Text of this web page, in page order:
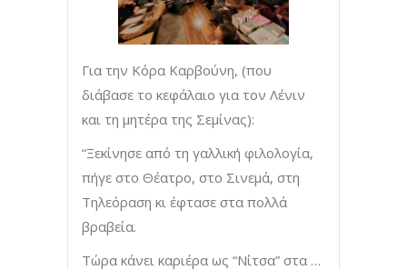
Για την Κόρα Καρβούνη, (που
διάβασε το κεφάλαιο για τον Λένιν
και τη μητέρα της Σεμίνας):
“Ξεκίνησε από τη γαλλική φιλολογία,
πήγε στο Θέατρο, στο Σινεμά, στη
Τηλεόραση κι έφτασε στα πολλά
βραβεία.
Τώρα κάνει καριέρα ως “Νίτσα” στα …